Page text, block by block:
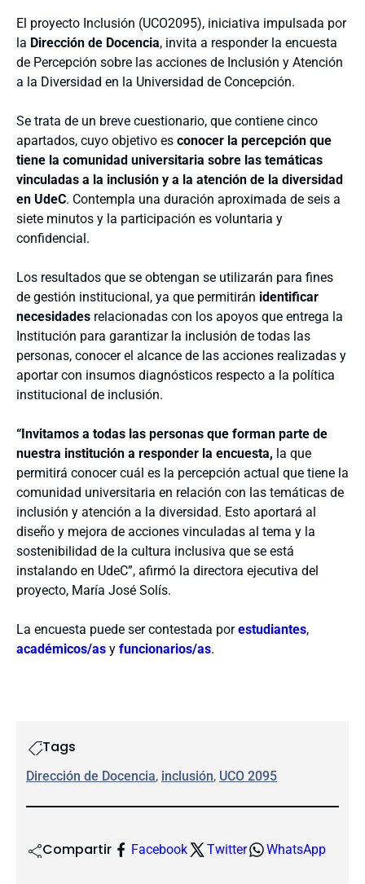
El proyecto Inclusión (UCO2095), iniciativa impulsada por
la Dirección de Docencia, invita a responder la encuesta
de Percepción sobre las acciones de Inclusión y Atención
a la Diversidad en la Universidad de Concepción.
Se trata de un breve cuestionario, que contiene cinco
apartados, cuyo objetivo es conocer la percepción que
tiene la comunidad universitaria sobre las temáticas
vinculadas a la inclusión y a la atención de la diversidad
en UdeC. Contempla una duración aproximada de seis a
siete minutos y la participación es voluntaria y
confidencial.
Los resultados que se obtengan se utilizarán para fines
de gestión institucional, ya que permitirán identificar
necesidades relacionadas con los apoyos que entrega la
Institución para garantizar la inclusión de todas las
personas, conocer el alcance de las acciones realizadas y
aportar con insumos diagnósticos respecto a la política
institucional de inclusión.
“Invitamos a todas las personas que forman parte de
nuestra institución a responder la encuesta, la que
permitirá conocer cuál es la percepción actual que tiene la
comunidad universitaria en relación con las temáticas de
inclusión y atención a la diversidad. Esto aportará al
diseño y mejora de acciones vinculadas al tema y la
sostenibilidad de la cultura inclusiva que se está
instalando en UdeC”, afirmó la directora ejecutiva del
proyecto, María José Solís.
La encuesta puede ser contestada porestudiantes,
académicos/as y funcionarios/as.
Tags
Dirección de Docencia, inclusión, UCO 2095
Compartir Facebook Twitter WhatsApp